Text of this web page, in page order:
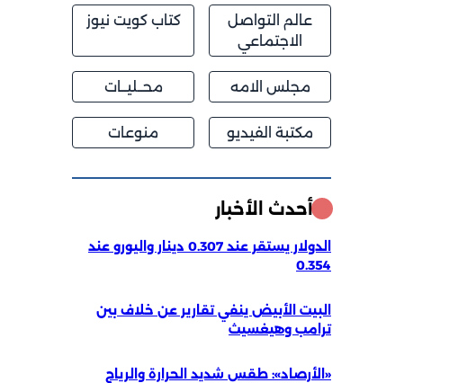
عالم التواصل
الاجتماعي
كتاب كويت نيوز
مجلس الامه محــليــات
مكتبة الفيديو منوعات
أحدث الأخبار
الدولار يستقر عند 0.307 دينار واليورو عند
0.354
البيت الأبيض ينفي تقارير عن خلاف بين
ترامب وهيغسيث
«الأرصاد»: طقس شديد الحرارة والرياح